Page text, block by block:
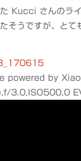
Kucci さんのラ
そうですが、とて
powered by
3.0,ISO500,0